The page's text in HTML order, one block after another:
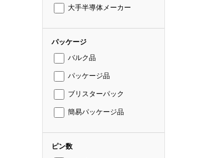
大手半導体メーカー
パッケージ
バルク品
パッケージ品
ブリスターパック
簡易パッケージ品
ピン数